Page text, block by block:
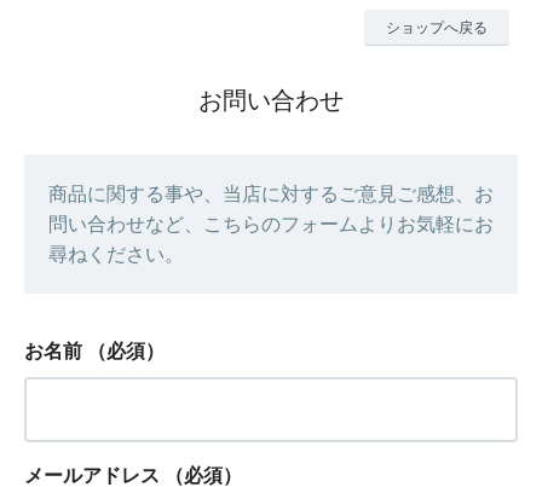
ショップへ戻る
お問い合わせ
商品に関する事や、当店に対するご意見ご感想、お
問い合わせなど、こちらのフォームよりお気軽にお
尋ねください。
お名前 （必須）
メールアドレス （必須）